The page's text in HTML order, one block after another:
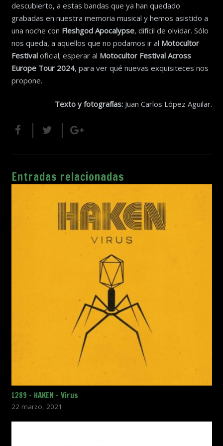
descubierto, a estas bandas que ya han quedado
grabadas en nuestra memoria musical y hemos asistido a
una noche con Fleshgod Apocalypse, difícil de olvidar. Sólo
nos queda, a aquellos que no podamos ir al Motocultor
Festivaloficial; esperar al Motocultor Festival Across
Europe Tour 2024, para ver qué nuevas exquisiteces nos
propone.
Texto y fotografías:Juan Carlos López Aguilar.
Entradas relacionadas
1289 – HAKEN – Virus
22 marzo, 2021